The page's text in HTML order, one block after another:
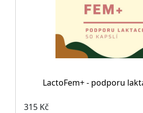
LactoFem+ - podporu
315 Kč